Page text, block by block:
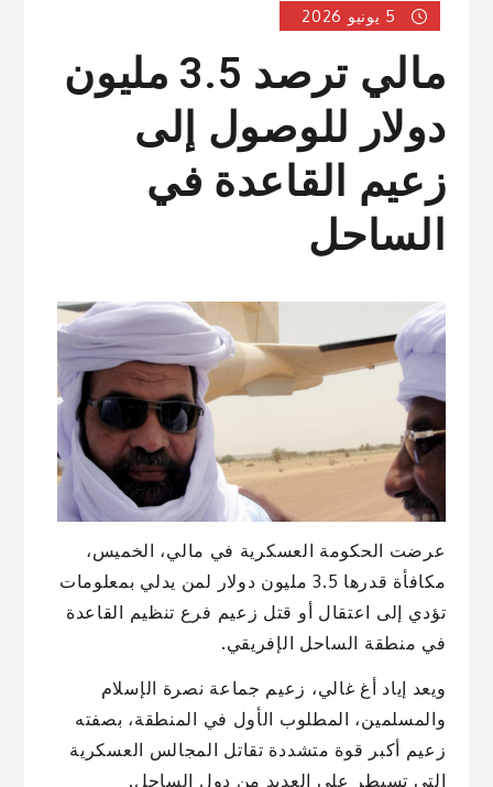
5 يونيو 2026
مالي ترصد 3.5 مليون
دولار للوصول إلى
زعيم القاعدة في
الساحل
عرضت الحكومة العسكرية في مالي، الخميس،
مكافأة قدرها 3.5 مليون دولار لمن يدلي بمعلومات
تؤدي إلى اعتقال أو قتل زعيم فرع تنظيم القاعدة
في منطقة الساحل الإفريقي.
ويعد إياد أغ غالي، زعيم جماعة نصرة الإسلام
والمسلمين، المطلوب الأول في المنطقة، بصفته
زعيم أكبر قوة متشددة تقاتل المجالس العسكرية
التي تسيطر على العديد من دول الساحل.